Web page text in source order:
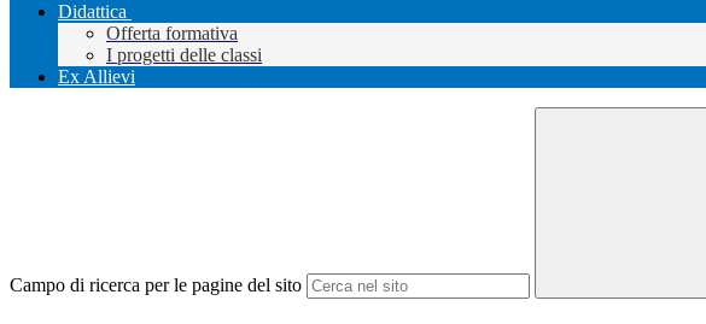
Didattica
Offerta formativa
I progetti delle classi
Ex Allievi
Campo di ricerca per le pagine del sito